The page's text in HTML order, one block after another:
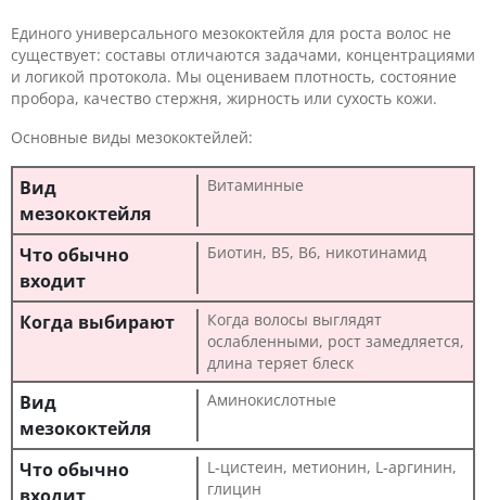
Единого универсального мезококтейля для роста волос не
существует: составы отличаются задачами, концентрациями
и логикой протокола. Мы оцениваем плотность, состояние
пробора, качество стержня, жирность или сухость кожи.
Основные виды мезококтейлей:
Витаминные
Биотин, B5, B6, никотинамид
Когда волосы выглядят
ослабленными, рост замедляется,
длина теряет блеск
Аминокислотные
L-цистеин, метионин, L-аргинин,
глицин